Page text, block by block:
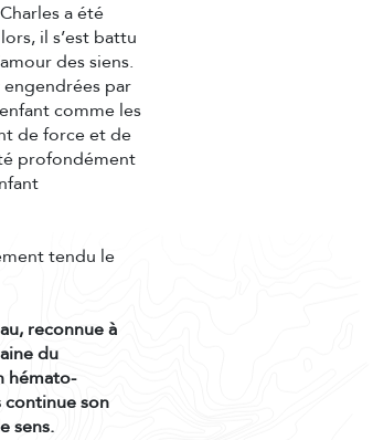
a été
il s’est battu
des siens.
par
comme les
de force et de
profondément
tendu le
reconnue à
du
hémato-
son
sens.